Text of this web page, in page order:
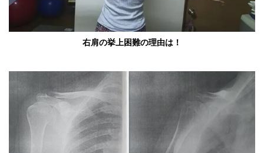
右肩の挙上困難の理由は！